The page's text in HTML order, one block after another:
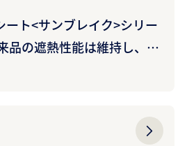
ート<サンブレイク>シリー
品の遮熱性能は維持し、広